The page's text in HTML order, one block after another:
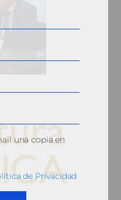
una copia en
de Privacidad